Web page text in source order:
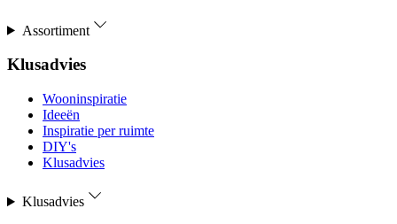
Assortiment
Klusadvies
Wooninspiratie
Ideeën
Inspiratie per ruimte
DIY's
Klusadvies
Klusadvies